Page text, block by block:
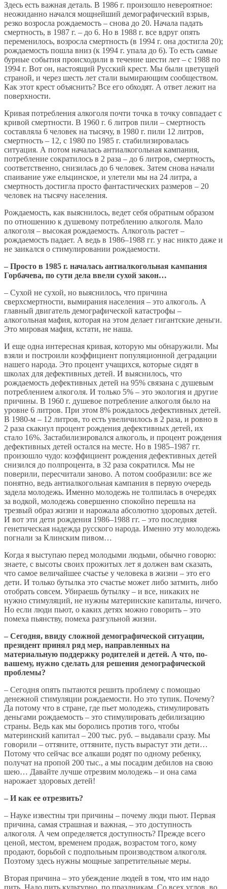
Здесь есть важная деталь. В 1986 г. произошло невероятное:
неожиданно начался мощнейший демографический взрыв,
резко возросла рождаемость – снова до 20. Начала падать
смертность, в 1987 г. – до 6. Но в 1988 г. все вдруг опять
переменилось, возросла смертность (в 1994 г. она достигла 20);
рождаемость пошла вниз (к 1994 г. упала до 6). То есть самые
бурные события происходили в течение шести лет – с 1988 по
1994 г. Вот он, настоящий Русский крест. Мы были цветущей
страной, и через шесть лет стали вымирающим сообществом.
Как этот крест объяснить? Все его обходят. А ответ лежит на
поверхности.
Кривая потребления алкоголя почти точка в точку совпадает с
кривой смертности. В 1960 г. 6 литров пили – смертность
составляла 6 человек на тысячу, в 1980 г. пили 12 литров,
смертность – 12, с 1980 по 1985 г. стабилизировалась
ситуация. А потом началась антиалкогольная кампания,
потребление сократилось в 2 раза – до 6 литров, смертность,
соответственно, снизилась до 6 человек. Затем снова начали
спаивание уже ельцинское, и улетели мы на 24 литра, а
смертность достигла просто фантастических размеров – 20
человек на тысячу населения.
Рождаемость, как выяснилось, ведет себя обратным образом
по отношению к душевому потреблению алкоголя. Мало
алкоголя – высокая рождаемость. Алкоголь растет –
рождаемость падает. А ведь в 1986–1988 гг. у нас никто даже и
не заикался о стимулировании рождаемости.
– Просто в 1985 г. началась антиалкогольная кампания
Горбачева, по сути дела ввели сухой закон…
– Сухой не сухой, но выяснилось, что причина
сверхсмертности, вымирания населения – это алкоголь. А
главный двигатель демографической катастрофы –
алкогольная мафия, которая на этом делает гигантские деньги.
Это мировая мафия, кстати, не наша.
И еще одна интересная кривая, которую мы обнаружили. Мы
взяли и построили коэффициент популяционной деградации
нашего народа. Это процент учащихся, которые сидят в
школах для дефективных детей. И выяснилось, что
рождаемость дефективных детей на 95% связана с душевым
потреблением алкоголя. И только 5% – это экология и другие
причины. В 1960 г. душевое потребление алкоголя было на
уровне 6 литров. При этом 8% рождалось дефективных детей.
В 1980-м – 12 литров, то есть увеличилось в 2 раза, и ровно в
2 раза скакнул процент рождения дефективных детей, их
стало 16%. Застабилизировался алкоголь, и процент рождения
дефективных детей остался на месте. Но в 1985–1987 гг.
произошло чудо: коэффициент рождения дефективных детей
снизился до полпроцента, в 32 раза сократился. Мы не
поверили, пересчитали заново. А потом сообразили: все же
понятно, ведь антиалкогольная кампания в первую очередь
задела молодежь. Именно молодежь не толпилась в очередях
за водкой, молодежь совершенно спокойно перешла на
трезвый образ жизни и нарожала абсолютно здоровых детей.
И вот эти дети рождения 1986–1988 гг. – это последняя
генетическая надежда русского народа. Именно эту молодежь
погнали за Клинским пивом…
Когда я выступаю перед молодыми людьми, обычно говорю:
знаете, с высоты своих прожитых лет я должен вам сказать,
что самое величайшее счастье у человека в жизни – это его
дети. И только бутылка это счастье может либо затмить, либо
отобрать совсем. Убираешь бутылку – и все, никаких не
нужно стимуляций, не нужны материнские капиталы, ничего.
Но если люди пьют, о каких детях можно говорить – это
помеха пьянству, помеха разгульной жизни.
– Сегодня, ввиду сложной демографической ситуации,
президент принял ряд мер, направленных на
материальную поддержку родителей и детей. А что, по-
вашему, нужно сделать для решения демографической
проблемы?
– Сегодня опять пытаются решить проблему с помощью
денежной стимуляции рождаемости. Но это тупик. Почему?
Да потому что в стране, где пьет молодежь, стимулировать
деньгами рождаемость – это стимулировать дебилизацию
страны. Ведь как мы боролись против того, чтобы
материнский капитал – 200 тыс. руб. – выдавали сразу. Мы
говорили – оттяните, оттяните, пусть вырастут эти дети…
Потому что сейчас все алкаши родят по одному ребенку,
получат на пропой 200 тыс., а мы посадим дебилов на свою
шею… Давайте лучше отрезвим молодежь – и она сама
нарожает здоровых детей!
– И как ее отрезвить?
– Науке известны три причины – почему люди пьют. Первая
причина, самая страшная и важная, – это доступность
алкоголя. А чем определяется доступность? Прежде всего
ценой, местом, временем продаж, возрастом того, кому
продают, борьбой с подпольным производством алкоголя.
Поэтому здесь нужны мощные запретительные меры.
Вторая причина – это убеждение людей в том, что им надо